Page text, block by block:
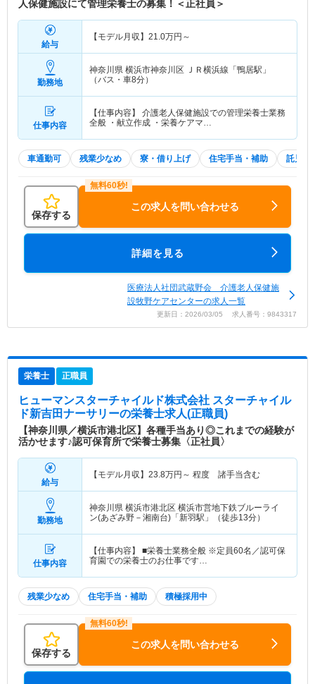
人保健施設にて管理栄養士の募集！＜正社員＞
給与
【モデル月収】 21.0万円～
勤務地
神奈川県 横浜市神奈川区 ＪＲ横浜線「鴨居駅」
（バス・車8分）
仕事内容
【仕事内容】 介護老人保健施設での管理栄養士業務
全般 ・献立作成 ・栄養ケアマ…
車通勤可 残業少なめ 寮・借り上げ 住宅手当・補助 託児所
保存する
この求人を問い合わせる
詳細を見る
医療法人社団武蔵野会 介護老人保健施
設牧野ケアセンターの求人一覧
更新日：2026/03/05 求人番号：9843317
栄養士 正職員
ヒューマンスターチャイルド株式会社 スターチャイル
ド新吉田ナーサリーの栄養士求人(正職員)
【神奈川県／横浜市港北区】各種手当あり◎これまでの経験が
活かせます♪認可保育所で栄養士募集〈正社員〉
給与
【モデル月収】 23.8万円～ 程度 諸手当含む
勤務地
神奈川県 横浜市港北区 横浜市営地下鉄ブルーライ
ン(あざみ野－湘南台)「新羽駅」（徒歩13分）
仕事内容
【仕事内容】 ■栄養士業務全般 ※定員60名／認可保
育園での栄養士のお仕事です…
残業少なめ 住宅手当・補助 積極採用中
保存する
この求人を問い合わせる